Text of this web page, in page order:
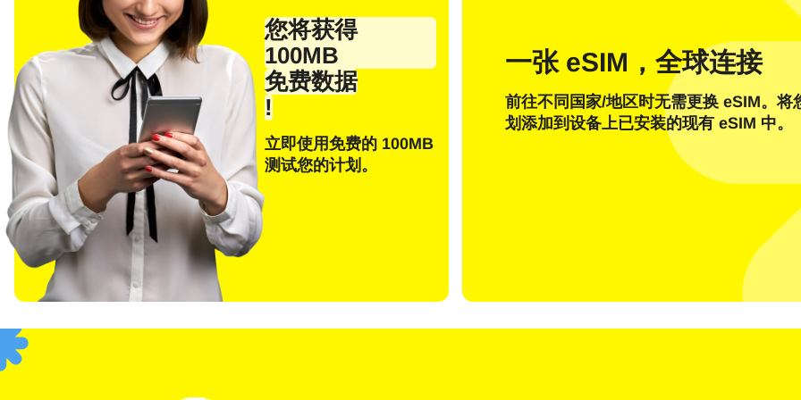
您将获得
100MB
免费数据
!
立即使用免费的 100MB
测试您的计划。
一张 eSIM，全球连接
前往不同国家/地区时无需更换 eSIM。将
划添加到设备上已安装的现有 eSIM 中。
Español
选择货币：
发送一次性密码
或者使用登录